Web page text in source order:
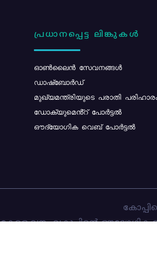
പ്രധാനപ്പെട്ട ലിങ്കുകൾ
ഓൺലൈൻ സേവനങ്ങൾ
ഡാഷ്ബോർഡ്
മുഖ്യമന്ത്രിയുടെ പരാതി
ഡോക്യുമെൻ്റ് പോർട്ടൽ
ഔദ്യോഗിക വെബ് പോർട്ടൽ
കേരള വനം വകുപ്പിന്റെ ഔദ്യോഗിക